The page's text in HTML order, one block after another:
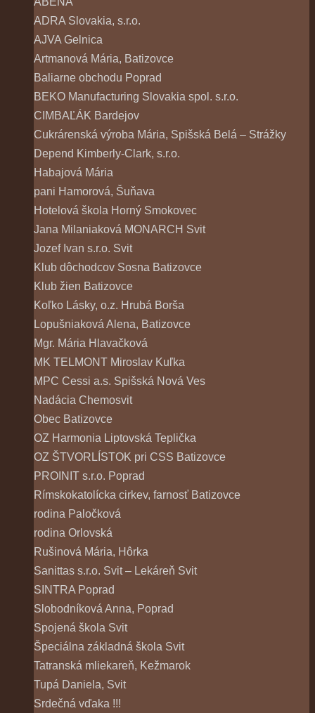
ADRA Slovakia, s.r.o.
AJVA Gelnica
Artmanová Mária, Batizovce
Baliarne obchodu Poprad
BEKO Manufacturing Slovakia spol. s.r.o.
CIMBAĽÁK Bardejov
Cukrárenská výroba Mária, Spišská Belá – Strážky
Depend Kimberly-Clark, s.r.o.
Habajová Mária
pani Hamorová, Šuňava
Hotelová škola Horný Smokovec
Jana Milaniaková MONARCH Svit
Jozef Ivan s.r.o. Svit
Klub dôchodcov Sosna Batizovce
Klub žien Batizovce
Koľko Lásky, o.z. Hrubá Borša
Lopušniaková Alena, Batizovce
Mgr. Mária Hlavačková
MK TELMONT Miroslav Kuľka
MPC Cessi a.s. Spišská Nová Ves
Nadácia Chemosvit
Obec Batizovce
OZ Harmonia Liptovská Teplička
OZ ŠTVORLÍSTOK pri CSS Batizovce
PROINIT s.r.o. Poprad
Rímskokatolícka cirkev, farnosť Batizovce
rodina Paločková
rodina Orlovská
Rušinová Mária, Hôrka
Sanittas s.r.o. Svit – Lekáreň Svit
SINTRA Poprad
Slobodníková Anna, Poprad
Spojená škola Svit
Špeciálna základná škola Svit
Tatranská mliekareň, Kežmarok
Tupá Daniela, Svit
Srdečná vďaka !!!